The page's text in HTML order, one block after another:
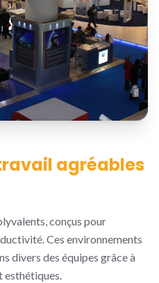
agréables
conçus pour
Ces environnements
divers des équipes grâce à
esthétiques.